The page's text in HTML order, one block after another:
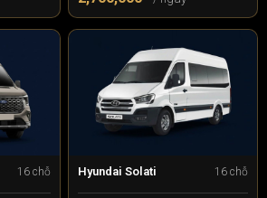
16 chỗ Hyundai Solati 16 chỗ